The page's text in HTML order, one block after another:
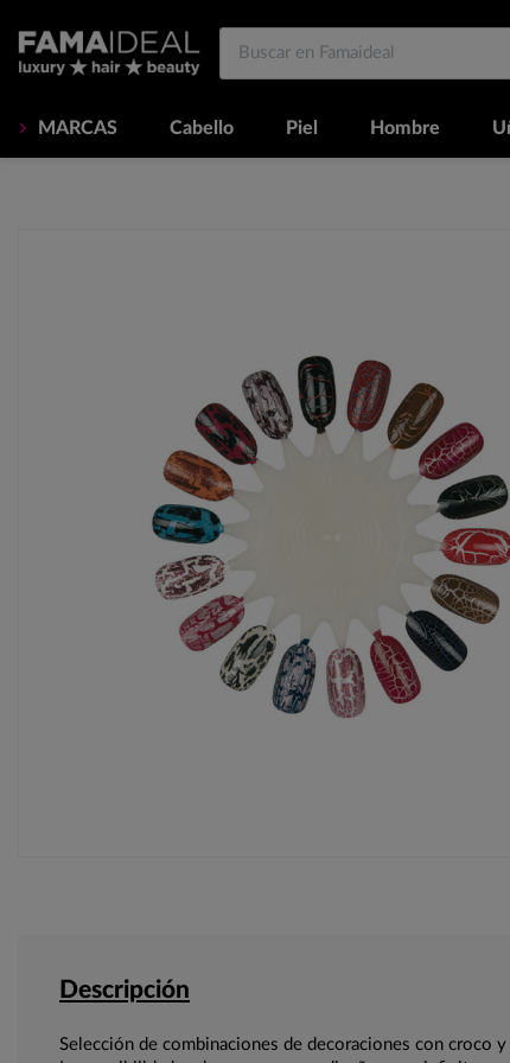
MARCAS Cabello Piel Hombre
Descripción
Selección de combinaciones de decoraciones con croco y